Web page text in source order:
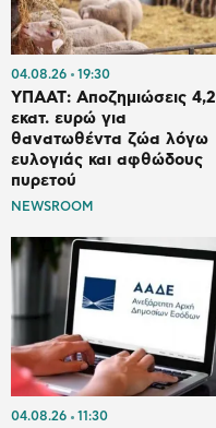
04.08.26 19:30
ΥΠΑΑΤ: Αποζημιώσεις 4,2
εκατ. ευρώ για
θανατωθέντα ζώα λόγω
ευλογιάς και αφθώδους
πυρετού
NEWSROOM
04.08.26 11:30